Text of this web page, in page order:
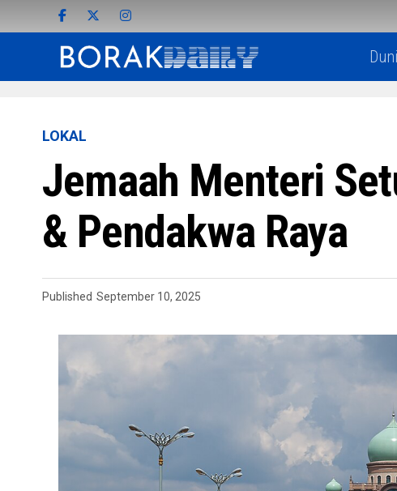
LOKAL
Jemaah Menteri
& Pendakwa Raya
Published September 10, 2025